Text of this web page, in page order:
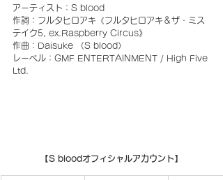
アーティスト：S blood
作詞：フルタヒロアキ《フルタヒロアキ＆ザ・ミス
テイク5, ex.Raspberry Circus》
作曲：Daisuke （S blood）
レーベル：GMF ENTERTAINMENT / High Five
Ltd.
【S bloodオフィシャルアカウント】